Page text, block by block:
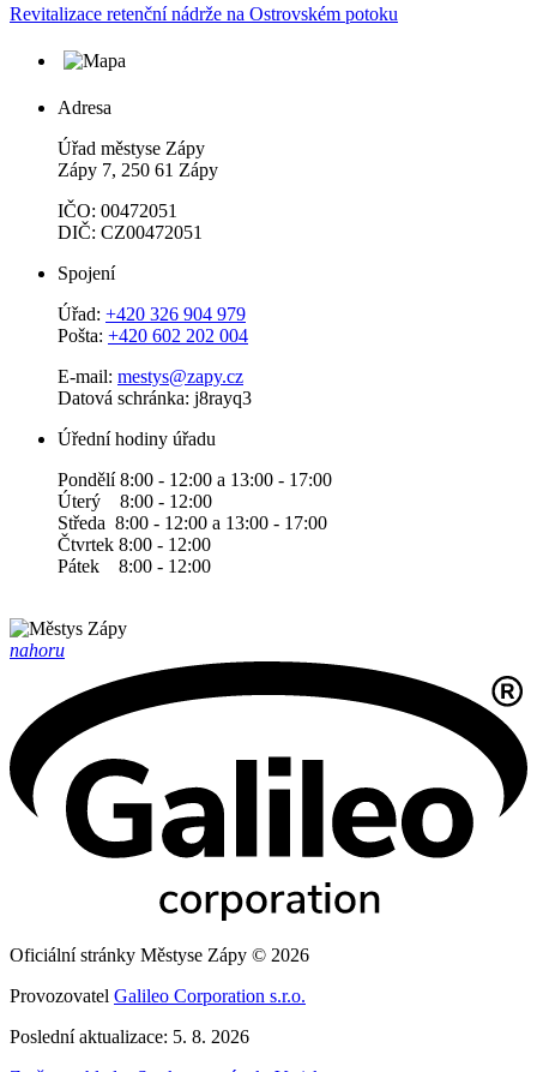
Revitalizace retenční nádrže na Ostrovském potoku
Adresa
Úřad městyse Zápy
Zápy 7, 250 61 Zápy
IČO: 00472051
DIČ: CZ00472051
Spojení
Úřad: +420 326 904 979
Pošta: +420 602 202 004
E-mail: mestys@zapy.cz
Datová schránka: j8rayq3
Úřední hodiny úřadu
Pondělí 8:00 - 12:00 a 13:00 - 17:00
Úterý 8:00 - 12:00
Středa 8:00 - 12:00 a 13:00 - 17:00
Čtvrtek 8:00 - 12:00
Pátek 8:00 - 12:00
nahoru
Oficiální stránky Městyse Zápy © 2026
Provozovatel Galileo Corporation s.r.o.
Poslední aktualizace: 5. 8. 2026